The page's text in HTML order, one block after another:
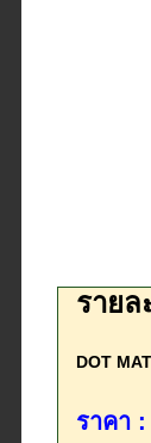
รายล
DOT
ราคา :